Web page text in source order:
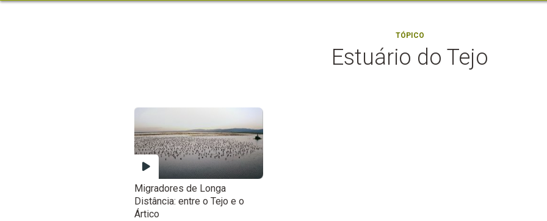
TÓPICO
Estuário do Tejo
Migradores de Longa
Distância: entre o Tejo e o
Ártico